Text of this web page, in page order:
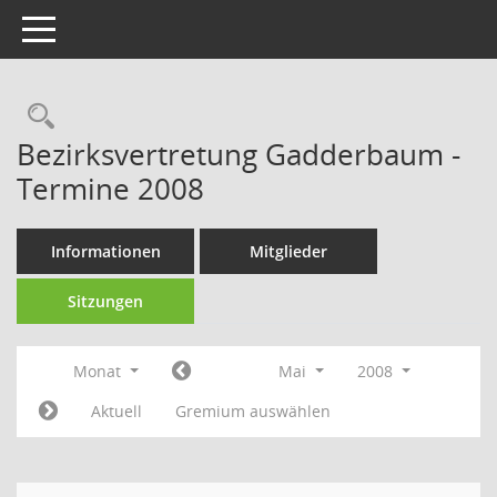
Toggle navigation
Rechercheauswahl
Bezirksvertretung Gadderbaum -
Termine 2008
Informationen Mitglieder
Sitzungen
Monat Mai
2008
Aktuell
Gremium auswählen